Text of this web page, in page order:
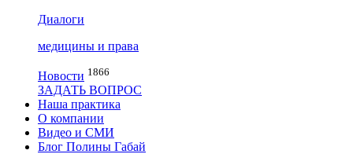
Диалоги
медицины и права
Новости 1866
ЗАДАТЬ ВОПРОС
Наша практика
О компании
Видео и СМИ
Блог Полины Габай